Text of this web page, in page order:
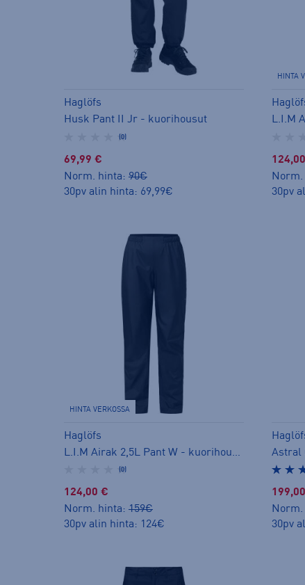
Haglöfs
Husk Pant II Jr - kuorihousut
(0)
69,99 €
Norm. hinta: 90€
30pv alin hinta: 69,99€
HINTA
30pv
HINTA VERKOSSA
Haglöfs
L.I.M Airak 2,5L Pant W - kuorihousut
(0)
124,00 €
Norm. hinta: 159€
30pv alin hinta: 124€
Astral
Norm.
30pv